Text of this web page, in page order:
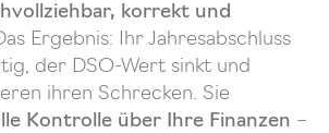
korrekt und
Ergebnis: Ihr Jahresabschluss
der DSO-Wert sinkt und
ihren Schrecken. Sie
Kontrolle über Ihre Finanzen –